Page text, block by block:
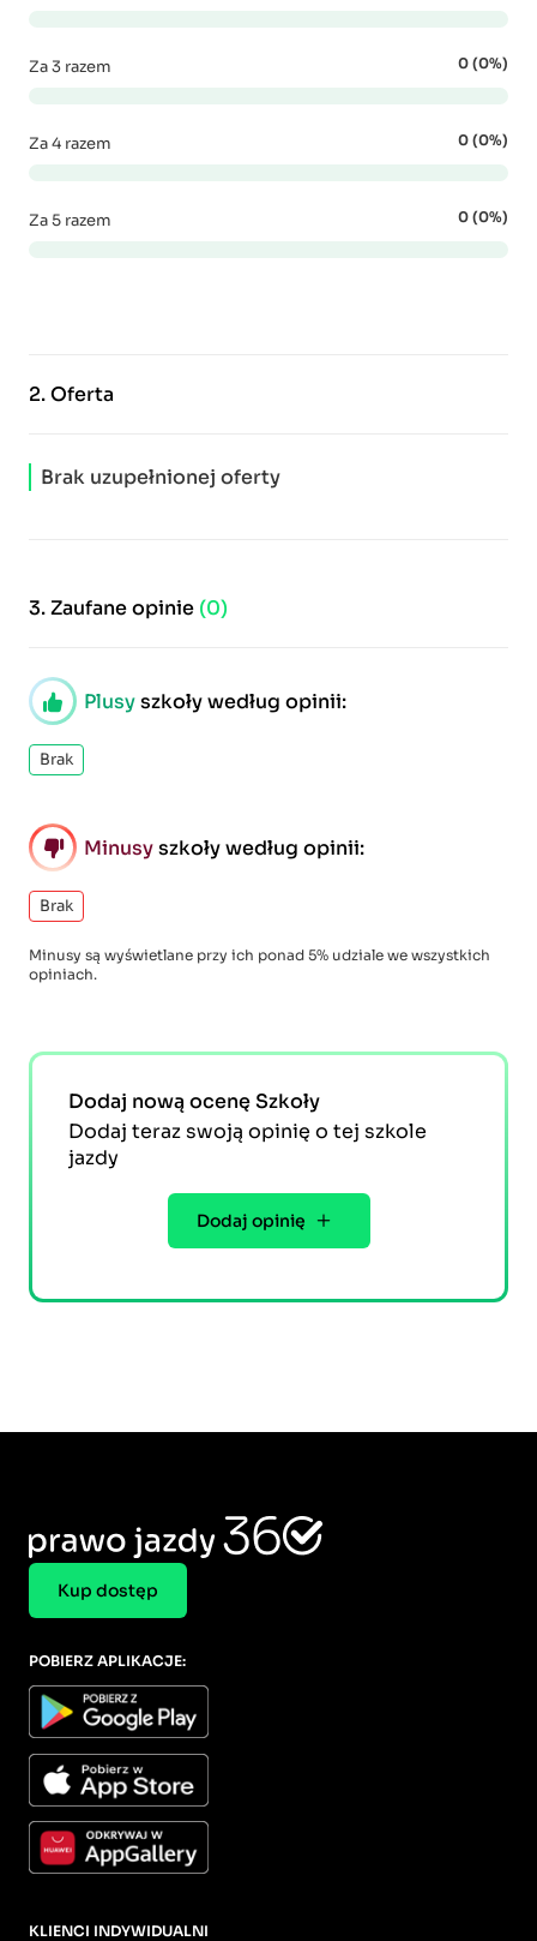
Za 3 razem 0 (0%)
Za 4 razem 0 (0%)
Za 5 razem 0 (0%)
2.Oferta
Brak uzupełnionej oferty
3.Zaufane opinie (0)
Plusyszkoły według opinii:
Brak
Minusyszkoły według opinii:
Brak
Minusy są wyświetlane przy ich ponad 5% udziale we wszystkich
opiniach.
Dodaj nową ocenę Szkoły
Dodaj teraz swoją opinię o tej szkole
jazdy
Dodaj opinię
Kup dostęp
KLIENCI INDYWIDUALNI
POBIERZ APLIKACJE: